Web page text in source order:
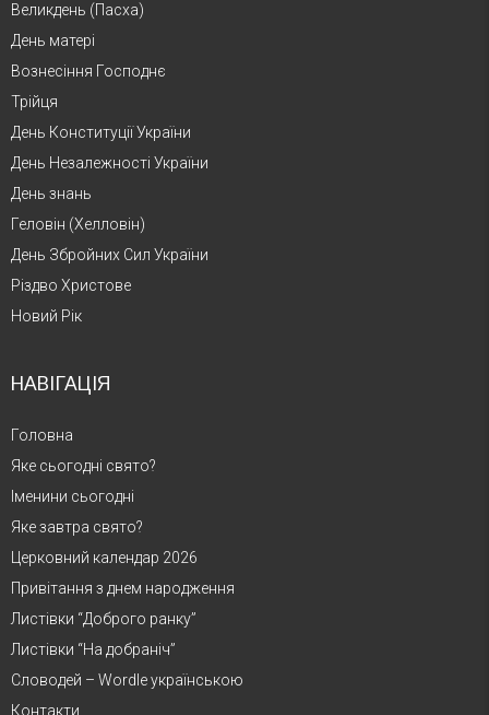
Великдень (Пасха)
День матері
Вознесіння Господнє
Трійця
День Конституції України
День Незалежності України
День знань
Геловін (Хелловін)
День Збройних Сил України
Різдво Христове
Новий Рік
НАВІГАЦІЯ
Головна
Яке сьогодні свято?
Іменини сьогодні
Яке завтра свято?
Церковний календар 2026
Привітання з днем народження
Листівки “Доброго ранку”
Листівки “На добраніч”
Словодей – Wordle українською
Контакти